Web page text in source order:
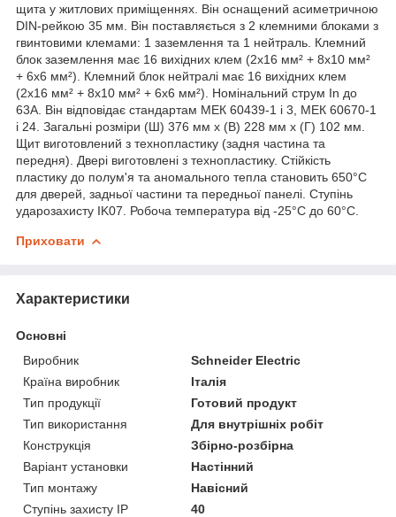
щита у житлових приміщеннях. Він оснащений асиметричною
DIN-рейкою 35 мм. Він поставляється з 2 клемними блоками з
гвинтовими клемами: 1 заземлення та 1 нейтраль. Клемний
блок заземлення має 16 вихідних клем (2x16 мм² + 8x10 мм²
+ 6x6 мм²). Клемний блок нейтралі має 16 вихідних клем
(2x16 мм² + 8x10 мм² + 6x6 мм²). Номінальний струм In до
63А. Він відповідає стандартам МЕК 60439-1 і 3, МЕК 60670-1
і 24. Загальні розміри (Ш) 376 мм x (В) 228 мм x (Г) 102 мм.
Щит виготовлений з технопластику (задня частина та
передня). Двері виготовлені з технопластику. Стійкість
пластику до полум'я та аномального тепла становить 650°C
для дверей, задньої частини та передньої панелі. Ступінь
ударозахисту IK07. Робоча температура від -25°C до 60°C.
Приховати
Характеристики
Основні
Виробник
Schneider Electric
Країна виробник
Італія
Тип продукції
Готовий продукт
Тип використання
Для внутрішніх робіт
Конструкція
Збірно-розбірна
Варіант установки
Настінний
Тип монтажу
Навісний
Ступінь захисту IP
40